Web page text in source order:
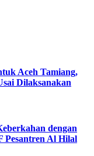
Aceh Tamiang,
Dilaksanakan
dengan
Pesantren Al Hilal